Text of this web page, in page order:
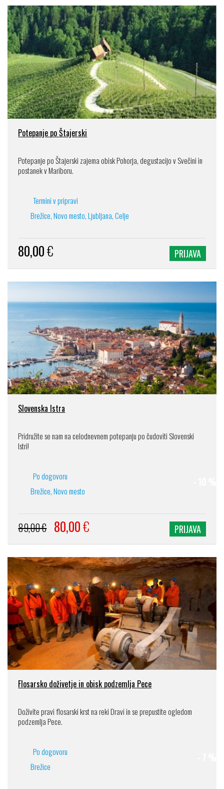
Potepanje po Štajerski
Potepanje po Štajerski zajema obisk Pohorja, degustacijo v Svečini in
postanek v Mariboru.
Termini v pripravi
Brežice, Novo mesto, Ljubljana, Celje
80,00€ PRIJAVA
Slovenska Istra
Pridružite se nam na celodnevnem potepanju po čudoviti Slovenski
Istri!
Po dogovoru
Brežice, Novo mesto
89,00 € 80,00€ PRIJAVA
Flosarsko doživetje in obisk podzemlja Pece
Doživite pravi flosarski krst na reki Dravi in se prepustite ogledom
podzemlja Pece.
Po dogovoru
Brežice